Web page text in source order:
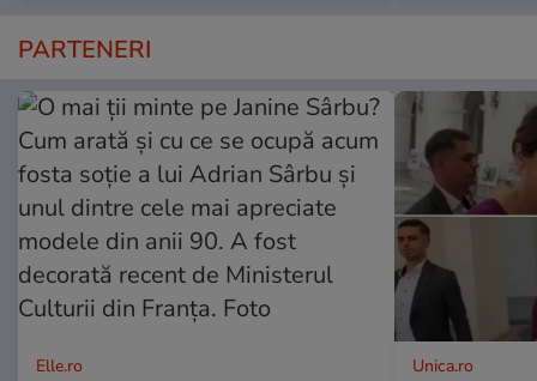
PARTENERI
Elle.ro Unica.ro